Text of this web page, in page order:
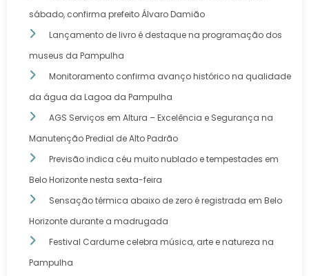
sábado, confirma prefeito Álvaro Damião
Lançamento de livro é destaque na programação dos
museus da Pampulha
Monitoramento confirma avanço histórico na qualidade
da água da Lagoa da Pampulha
AGS Serviços em Altura – Excelência e Segurança na
Manutenção Predial de Alto Padrão
Previsão indica céu muito nublado e tempestades em
Belo Horizonte nesta sexta-feira
Sensação térmica abaixo de zero é registrada em Belo
Horizonte durante a madrugada
Festival Cardume celebra música, arte e natureza na
Pampulha